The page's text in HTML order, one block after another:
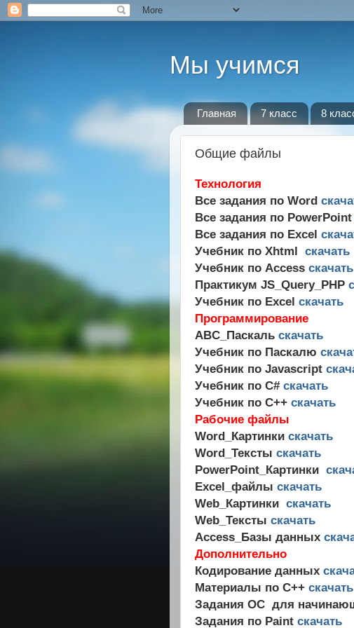
Мы учимся
Главная 7 класс 8
Общие файлы
Технология
Все задания по Word
Все задания по PowerPoint
Все задания по Excel
Учебник по Xhtml скачать
Учебник по Access скачать
Практикум JS_Query_PHP
Учебник по Excel скачать
Программирование
ABC_Паскаль скачать
Учебник по Паскалю
Учебник по Javascript
Учебник по C# скачать
Учебник по C++ скачать
Рабочие файлы
Word_Картинки скачать
Word_Тексты скачать
PowerPoint_Картинки
Excel_файлы скачать
Web_Картинки скачать
Web_Тексты скачать
Access_Базы данных
Дополнительно
Кодирование данных
Материалы по С++ скачать
Задания ОС для
Задания по Paint скачать